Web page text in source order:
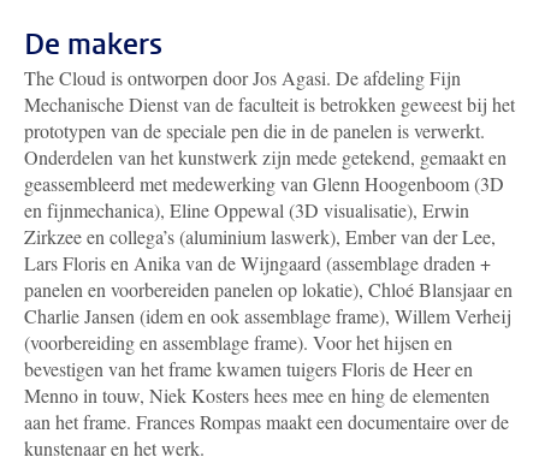
De makers
The Cloud is ontworpen door Jos Agasi. De afdeling Fijn
Mechanische Dienst van de faculteit is betrokken geweest bij het
prototypen van de speciale pen die in de panelen is verwerkt.
Onderdelen van het kunstwerk zijn mede getekend, gemaakt en
geassembleerd met medewerking van Glenn Hoogenboom (3D
en fijnmechanica), Eline Oppewal (3D visualisatie), Erwin
Zirkzee en collega’s (aluminium laswerk), Ember van der Lee,
Lars Floris en Anika van de Wijngaard (assemblage draden +
panelen en voorbereiden panelen op lokatie), Chloé Blansjaar en
Charlie Jansen (idem en ook assemblage frame), Willem Verheij
(voorbereiding en assemblage frame). Voor het hijsen en
bevestigen van het frame kwamen tuigers Floris de Heer en
Menno in touw, Niek Kosters hees mee en hing de elementen
aan het frame. Frances Rompas maakt een documentaire over de
kunstenaar en het werk.